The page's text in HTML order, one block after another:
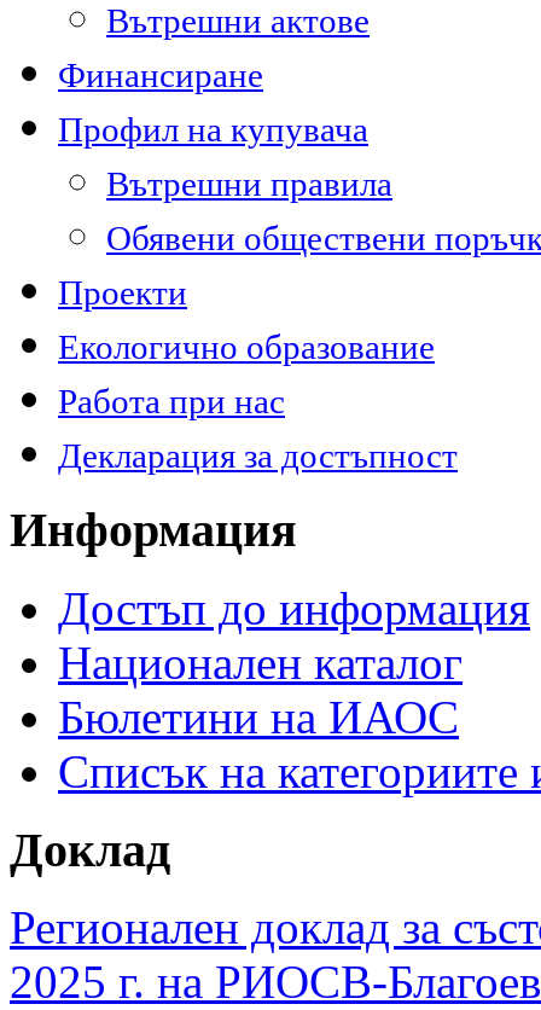
Вътрешни актове
Финансиране
Профил на купувача
Вътрешни правила
Обявени обществени
Проекти
Екологично образование
Работа при нас
Декларация за достъпност
Информация
Достъп до информация
Национален каталог
Бюлетини на ИАОС
Списък на
Доклад
Регионален доклад за
2025 г. на РИОСВ-